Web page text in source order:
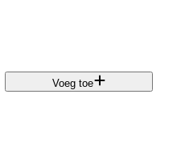
Voeg toe